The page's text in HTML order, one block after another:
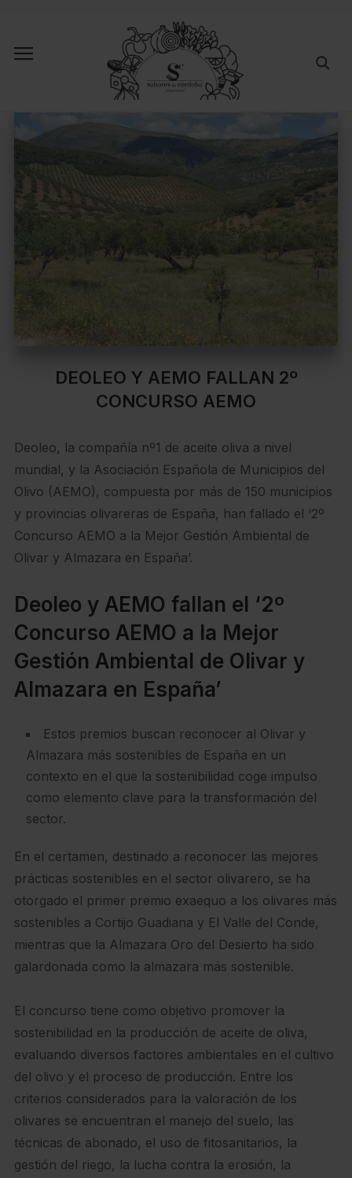
DEOLEO Y AEMO FALLAN 2º
CONCURSO AEMO
Deoleo, la compañía nº1 de aceite oliva a nivel
mundial, y la Asociación Española de Municipios del
Olivo (AEMO), compuesta por más de 150 municipios
y provincias olivareras de España, han fallado el ‘2º
Concurso AEMO a la Mejor Gestión Ambiental de
Olivar y Almazara en España’.
Deoleo y AEMO fallan el ‘2º
Concurso AEMO a la Mejor
Gestión Ambiental de Olivar y
Almazara en España’
Estos premios buscan reconocer al Olivar y
Almazara más sostenibles de España en un
contexto en el que la sostenibilidad coge impulso
como elemento clave para la transformación del
sector.
En el certamen, destinado a reconocer las mejores
prácticas sostenibles en el sector olivarero, se ha
otorgado el primer premio exaequo a los olivares más
sostenibles a Cortijo Guadiana y El Valle del Conde,
mientras que la Almazara Oro del Desierto ha sido
galardonada como la almazara más sostenible.
El concurso tiene como objetivo promover la
sostenibilidad en la producción de aceite de oliva,
evaluando diversos factores ambientales en el cultivo
del olivo y el proceso de producción. Entre los
criterios considerados para la valoración de los
olivares se encuentran el manejo del suelo, las
técnicas de abonado, el uso de fitosanitarios, la
gestión del riego, la lucha contra la erosión, la